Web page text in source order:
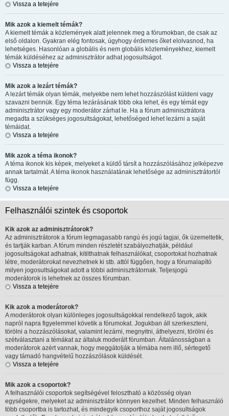
Vissza a tetejére
Mik azok a kiemelt témák?
A kiemelt témák a közlemények alatt jelennek meg a fórumokban, de csak az
első oldalon. Gyakran elég fontosak, úgyhogy érdemes őket elolvasnod, ha
lehetséges. Hasonlóan a globális és nem globális közleményekhez, kiemelt
témák küldéséhez az adminisztrátor adhat jogosultságot.
Vissza a tetejére
Mik azok a lezárt témák?
A lezárt témák olyan témák, melyekbe nem lehet hozzászólást küldeni vagy
szavazni bennük. Egy téma lezárásának több oka lehet, és egy témát egy
adminisztrátor vagy egy moderátor zárhat le. Ha a fórum adminisztrátora
megadta a szükséges jogosultságokat, lehetőséged lehet lezárni a saját
témáidat.
Vissza a tetejére
Mik azok a téma ikonok?
A téma ikonok kis képek, melyeket a küldő társít a hozzászólásához jelképezve
annak tartalmát. A téma ikonok használatának lehetősége az adminisztrátortól
függ.
Vissza a tetejére
Felhasználói szintek és csoportok
Kik azok az adminisztrátorok?
Az adminisztrátorok a fórum legmagasabb rangú és jogú tagjai, ők üzemeltetik,
és tartják karban. A fórum minden részletét szabályozhatják, például
jogosultságokat adhatnak, kitilthatnak felhasználókat, csoportokat hozhatnak
létre, moderátorokat nevezhetnek ki stb. attól függően, hogy a fórumalapító
milyen jogosultságokat adott a többi adminisztrátornak. Teljesjogú
moderátorok is lehetnek az összes fórumban.
Vissza a tetejére
Kik azok a moderátorok?
A moderátorok olyan különleges jogosultságokkal rendelkező tagok, akik
napról napra figyelemmel követik a fórumokat. Jogukban áll szerkeszteni,
törölni a hozzászólásokat, valamint lezárni, megnyitni, áthelyezni, törölni és
szétválasztani a témákat az általuk moderált fórumban. Általánosságban a
moderátorok azért vannak, hogy meggátolják a témába nem illő, sértegető
vagy támadó hangvételű hozzászólások küldését.
Vissza a tetejére
Mik azok a csoportok?
A felhasználói csoportok segítségével felosztható a közösség olyan
egységekre, melyeket az adminisztrátor könnyen kezelhet. Minden felhasználó
több csoportba is tartozhat, és mindegyik csoporthoz saját jogosultságok